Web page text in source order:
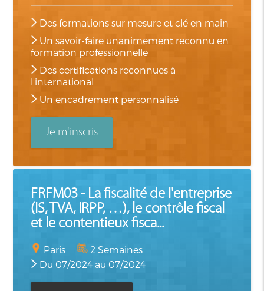
Des formations sur mesure et clé en main
Un savoir-faire unanimement reconnu en
formation professionnelle
Des certifications reconnues à
l'international
Un encadrement personnalisé
Je m'inscris
FRFM03 - La fiscalité de l'entreprise
(IS, TVA, IRPP, …), le contrôle fiscal
et le contentieux fisca...
Paris
2 Semaines
Du 07/2024 au 07/2024